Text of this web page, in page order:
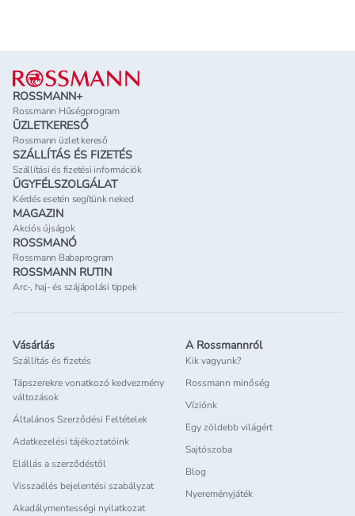
Lábléc
ROSSMANN+
Rossmann Hűségprogram
ÜZLETKERESŐ
Rossmann üzlet kereső
SZÁLLÍTÁS ÉS FIZETÉS
Szállítási és fizetési információk
ÜGYFÉLSZOLGÁLAT
Kérdés esetén segítünk neked
MAGAZIN
Akciós újságok
ROSSMANÓ
Rossmann Babaprogram
ROSSMANN RUTIN
Arc-, haj- és szájápolási tippek
Vásárlás
Szállítás és fizetés
Tápszerekre vonatkozó kedvezmény
változások
Általános Szerződési Feltételek
Adatkezelési tájékoztatóink
Elállás a szerződéstől
Visszaélés bejelentési szabályzat
Akadálymentességi nyilatkozat
A Rossmannról
Kik vagyunk?
Rossmann minőség
Víziónk
Egy zöldebb világért
Sajtószoba
Blog
Nyereményjáték